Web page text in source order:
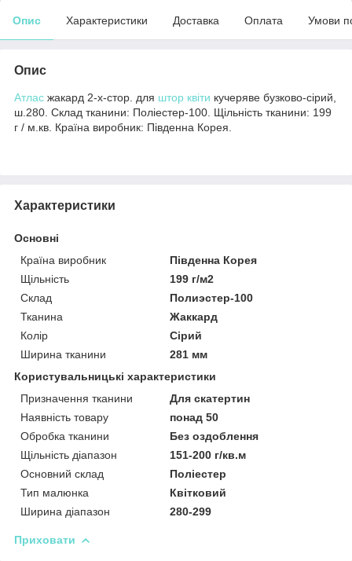
Опис Характеристики Доставка Оплата Умови
Опис
Атлас жакард 2-х-стор. для штор квіти кучеряве бузково-сірий,
ш.280. Склад тканини: Поліестер-100. Щільність тканини: 199
г / м.кв. Країна виробник: Південна Корея.
Характеристики
Основні
Країна виробник
Південна Корея
Щільність
199 г/м2
Склад
Полиэстер-100
Тканина
Жаккард
Колір
Сірий
Ширина тканини
281 мм
Користувальницькі характеристики
Призначення тканини
Для скатертин
Наявність товару
понад 50
Обробка тканини
Без оздоблення
Щільність діапазон
151-200 г/кв.м
Основний склад
Поліестер
Тип малюнка
Квітковий
Ширина діапазон
280-299
Приховати